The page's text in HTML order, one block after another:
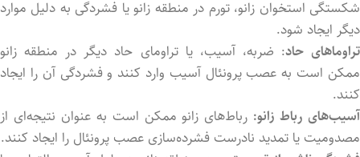
شکستگی استخوان زانو، تورم در منطقه زانو یا فشردگی به دلیل موارد
دیگر ایجاد شود.
تراوماهای حاد: ضربه، آسیب، یا تراومای حاد دیگر در منطقه زانو
ممکن است به عصب پرونئال آسیب وارد کنند و فشردگی آن را ایجاد
کنند.
آسیب‌های رباط زانو: رباط‌های زانو ممکن است به عنوان نتیجه‌ای از
مصدومیت یا تمدید نادرست فشرده‌سازی عصب پرونئال را ایجاد کنند.